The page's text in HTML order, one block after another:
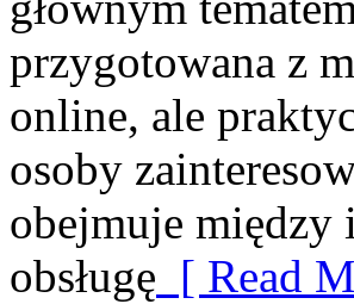
przygotowana z
online, ale
osoby
obejmuje między
obsługę [ Read